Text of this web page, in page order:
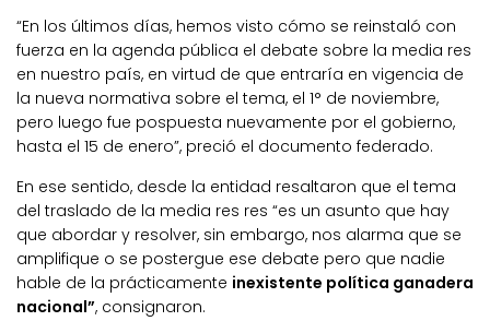
“En los últimos días, hemos visto cómo se reinstaló con
fuerza en la agenda pública el debate sobre la media res
en nuestro país, en virtud de que entraría en vigencia de
la nueva normativa sobre el tema, el 1° de noviembre,
pero luego fue pospuesta nuevamente por el gobierno,
hasta el 15 de enero”, preció el documento federado.
En ese sentido, desde la entidad resaltaron que el tema
del traslado de la media res res “es un asunto que hay
que abordar y resolver, sin embargo, nos alarma que se
amplifique o se postergue ese debate pero que nadie
hable de la prácticamente inexistente política ganadera
nacional”, consignaron.